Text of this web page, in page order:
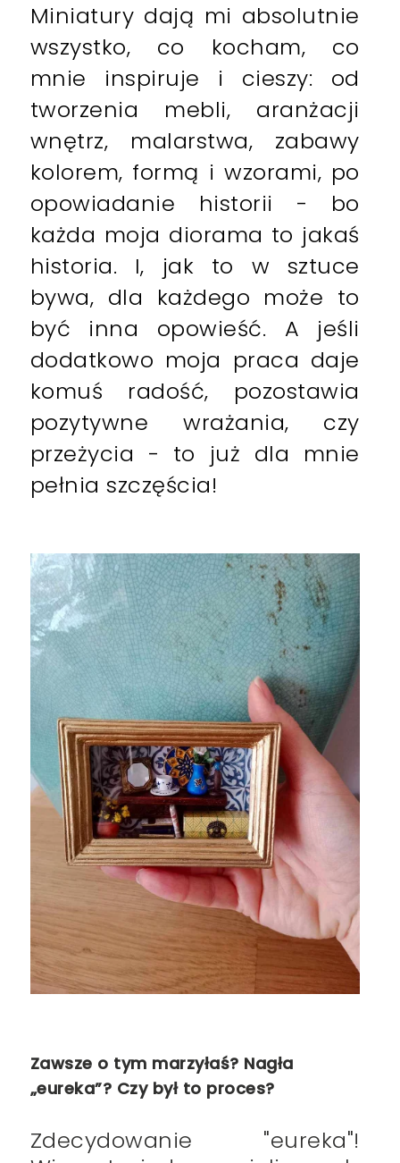
Miniatury dają mi absolutnie
wszystko, co kocham, co
mnie inspiruje i cieszy: od
tworzenia mebli, aranżacji
wnętrz, malarstwa, zabawy
kolorem, formą i wzorami, po
opowiadanie historii - bo
każda moja diorama to jakaś
historia. I, jak to w sztuce
bywa, dla każdego może to
być inna opowieść. A jeśli
dodatkowo moja praca daje
komuś radość, pozostawia
pozytywne wrażania, czy
przeżycia - to już dla mnie
pełnia szczęścia!
Zawsze o tym marzyłaś? Nagła
„eureka”? Czy był to proces?
Zdecydowanie "eureka"!